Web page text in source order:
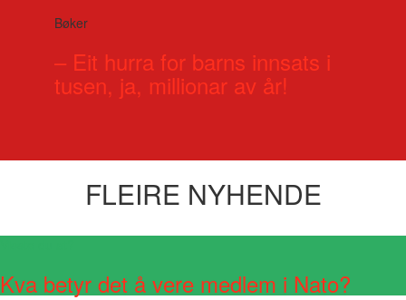
Bøker
– Eit hurra for barns innsats i
tusen, ja, millionar av år!
FLEIRE NYHENDE
Kva betyr det å vere medlem i Nato?